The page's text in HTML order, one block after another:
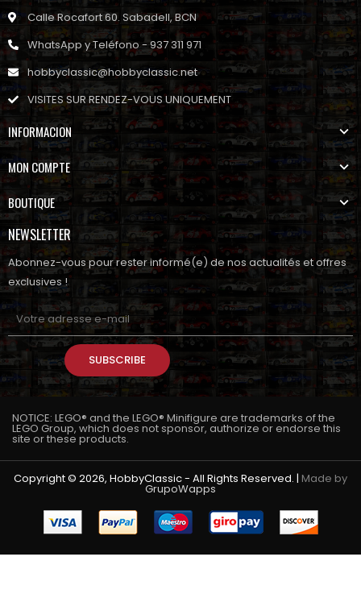
Calle Rocafort 60. Sabadell, BCN
WhatsApp y Teléfono - 937 311 971
hobbyclassic@hobbyclassic.net
VISITES SUR RENDEZ-VOUS UNIQUEMENT
INFORMACION
MON COMPTE
BOUTIQUE
NEWSLETTER
Abonnez-vous pour rester informé(e) de nos actualités et offres
exclusives !
SUBSCRIBE
NOTICE: LEGO® and the LEGO® Minifigure are trademarks of the
LEGO Group, which does not sponsor, authorize or endorse this
site or these products.
Copyright © 2026, HobbyClassic - All Rights Reserved. | Made by
GrupoWapps